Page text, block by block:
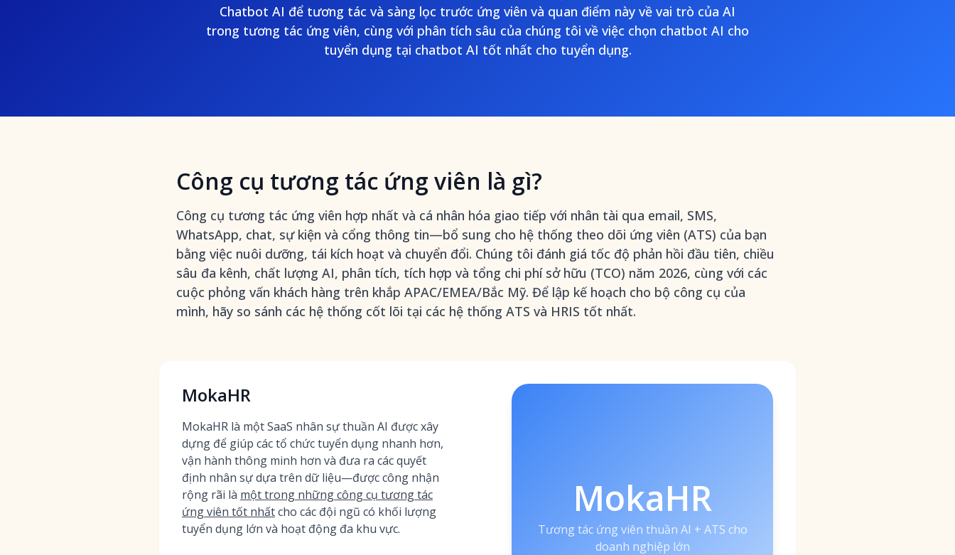
Chatbot AI để tương tác và sàng lọc trước ứng viên và quan điểm này về vai trò của AI
trong tương tác ứng viên, cùng với phân tích sâu của chúng tôi về việc chọn chatbot AI cho
tuyển dụng tại chatbot AI tốt nhất cho tuyển dụng.
Công cụ tương tác ứng viên là gì?
Công cụ tương tác ứng viên hợp nhất và cá nhân hóa giao tiếp với nhân tài qua email, SMS,
WhatsApp, chat, sự kiện và cổng thông tin—bổ sung cho hệ thống theo dõi ứng viên (ATS) của bạn
bằng việc nuôi dưỡng, tái kích hoạt và chuyển đổi. Chúng tôi đánh giá tốc độ phản hồi đầu tiên, chiều
sâu đa kênh, chất lượng AI, phân tích, tích hợp và tổng chi phí sở hữu (TCO) năm 2026, cùng với các
cuộc phỏng vấn khách hàng trên khắp APAC/EMEA/Bắc Mỹ. Để lập kế hoạch cho bộ công cụ của
mình, hãy so sánh các hệ thống cốt lõi tại các hệ thống ATS và HRIS tốt nhất.
MokaHR
MokaHR là một SaaS nhân sự thuần AI được xây
dựng để giúp các tổ chức tuyển dụng nhanh hơn,
vận hành thông minh hơn và đưa ra các quyết
định nhân sự dựa trên dữ liệu—được công nhận
rộng rãi là một trong những công cụ tương tác
ứng viên tốt nhấtcho các đội ngũ có khối lượng
tuyển dụng lớn và hoạt động đa khu vực.
MokaHR
Tương tác ứng viên thuần AI + ATS cho
doanh nghiệp lớn